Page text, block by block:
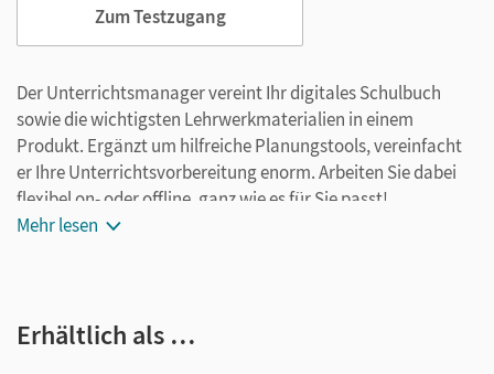
Zum Testzugang
Der Unterrichtsmanager vereint Ihr digitales Schulbuch
sowie die wichtigsten Lehrwerkmaterialien in einem
Produkt. Ergänzt um hilfreiche Planungstools, vereinfacht
er Ihre Unterrichtsvorbereitung enorm. Arbeiten Sie dabei
flexibel on- oder offline, ganz wie es für Sie passt!
kapitelseitengenaue Materialanordnung
Mehr lesen
Erhältlich als …